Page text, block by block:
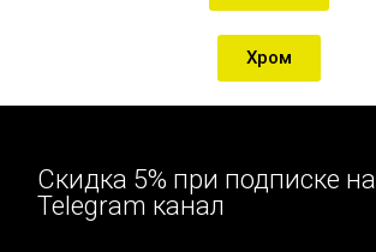
Хром
Скидка 5% при подписке
Telegram канал